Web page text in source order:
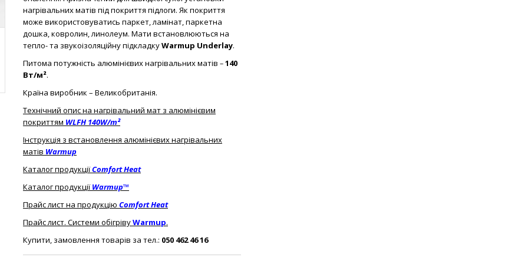
нагрівальних матів під покриття підлоги. Як покриття
може використовуватись паркет, ламінат, паркетна
дошка, ковролин, линолеум. Мати встановлюються на
тепло- та звукоізоляційну підкладкуWarmup Underlay.
Питома потужність алюмінієвих нагрівальних матів –140
Вт/м².
Країна виробник – Великобританія.
Технічний опис на нагрівальний мат з алюмінієвим
покриттям WLFH 140W/m²
Інструкція з встановлення алюмінієвих нагрівальних
матів Warmup
Каталог продукціїComfort Heat
Каталог продукціїWarmup™
Прайс лист на продукцію Comfort Heat
Прайс лист. Системи обігрівуWarmup.
Купити, замовлення товарів за тел.: 050 462 46 16